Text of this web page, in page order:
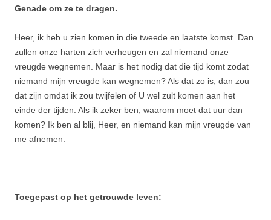
Genade om ze te dragen.
Heer, ik heb u zien komen in die tweede en laatste komst. Dan
zullen onze harten zich verheugen en zal niemand onze
vreugde wegnemen. Maar is het nodig dat die tijd komt zodat
niemand mijn vreugde kan wegnemen? Als dat zo is, dan zou
dat zijn omdat ik zou twijfelen of U wel zult komen aan het
einde der tijden. Als ik zeker ben, waarom moet dat uur dan
komen? Ik ben al blij, Heer, en niemand kan mijn vreugde van
me afnemen.
Toegepast op het getrouwde leven: